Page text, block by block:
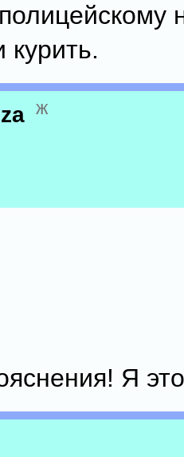
курить.
ж
Я